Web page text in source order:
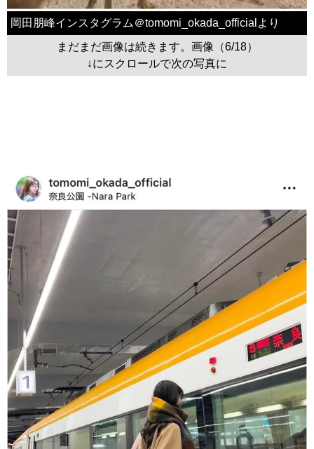
岡田朋峰インスタグラム＠tomomi_okada_officialより
まだまだ画像は続きます。画像（6/18）
↓にスクロールで次の写真に